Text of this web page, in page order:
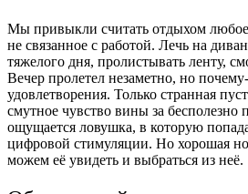
Мы привыкли считать отдыхом
не связанное с работой. Лечь на
тяжелого дня, пролистывать ленту,
Вечер пролетел незаметно, но
удовлетворения. Только странная
смутное чувство вины за бесполезно
ощущается ловушка, в которую
цифровой стимуляции. Но хорошая
можем её увидеть и выбраться из неё.